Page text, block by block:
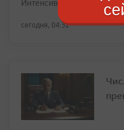
Интенсивность стоит
сегодня, 04:32